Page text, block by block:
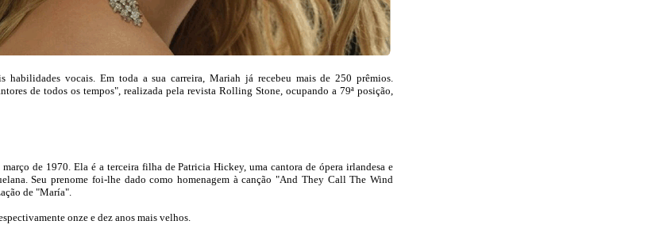
habilidades vocais. Em toda a sua carreira, Mariah já recebeu mais de 250 prêmios.
de todos os tempos", realizada pela revista Rolling Stone, ocupando a 79ª posição,
de 1970. Ela é a terceira filha de Patricia Hickey, uma cantora de ópera irlandesa e
Seu prenome foi-lhe dado como homenagem à canção "And They Call The Wind
de "María".
onze e dez anos mais velhos.